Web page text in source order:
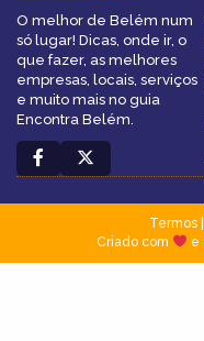
O melhor de Belém num
só lugar! Dicas, onde ir, o
que fazer, as melhores
empresas, locais, serviços
e muito mais no guia
Encontra Belém.
Termos|
Criado com
e